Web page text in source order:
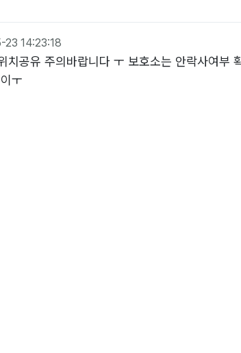
14:23:18
치공유 주의바랍니다 ㅜ 보호소는 안락사여부
ㅜ